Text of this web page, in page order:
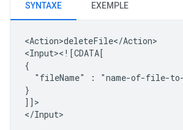
SYNTAXE EXEMPLE
<Action>deleteFile</Action>
<Input><![CDATA[
"fileName"
:
"name-of-file-
}
]]>